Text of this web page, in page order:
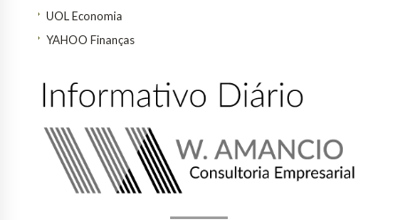
UOL Economia
YAHOO Finanças